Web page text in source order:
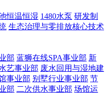
恒温恒湿 1480水泵 研发制
生态治理与零排放核心技术
部 蓝狮在线SPA事业部 新
艺事业部 废水回用与湿地建
事业部 别墅行业事业部 节
部 二次供水事业部 场馆运